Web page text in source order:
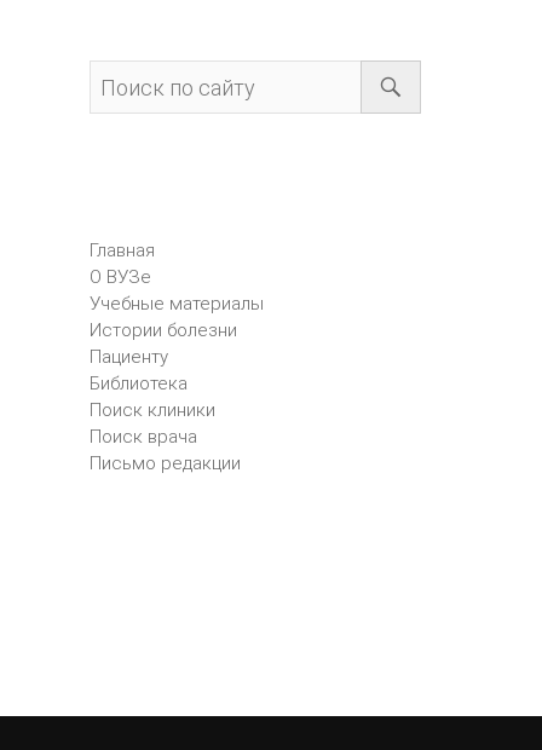
Главная
О ВУЗе
Учебные материалы
Истории болезни
Пациенту
Библиотека
Поиск клиники
Поиск врача
Письмо редакции